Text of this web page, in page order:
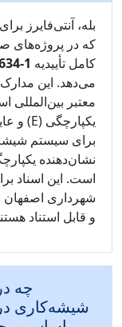
بله، آنتی‌فایرز
که در پروژه‌های
کامل تأییدیه 1
می‌دهد. این
معتبر
است. این اسناد
شهرداری اصفهان
و قابل استناد
چه
شیشه‌کاری